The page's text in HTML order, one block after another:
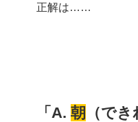
正解は……
「A. 朝 （で